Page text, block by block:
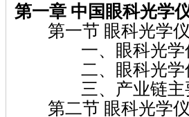
第一章 中国眼科光学
第一节 眼科光学仪
一、眼科光学仪
二、眼科光学仪
三、产业链主要
第二节 眼科光学仪